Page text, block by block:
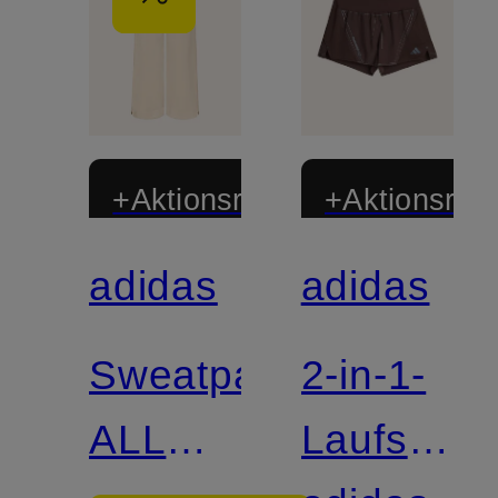
+Aktionsrabatt
Zertifiziert
adidas
Sweatpants
ALL
Zertifiziert
adidas
2-in-1-